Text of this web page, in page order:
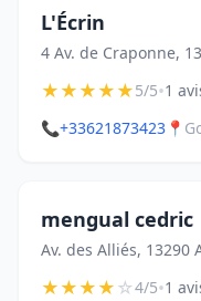
L'Écrin
4 Av. de Craponne,
★★★★★5/5•1
📞+33621873423 📍
mengual cedric
Av. des Alliés, 13290
★★★★☆4/5•1